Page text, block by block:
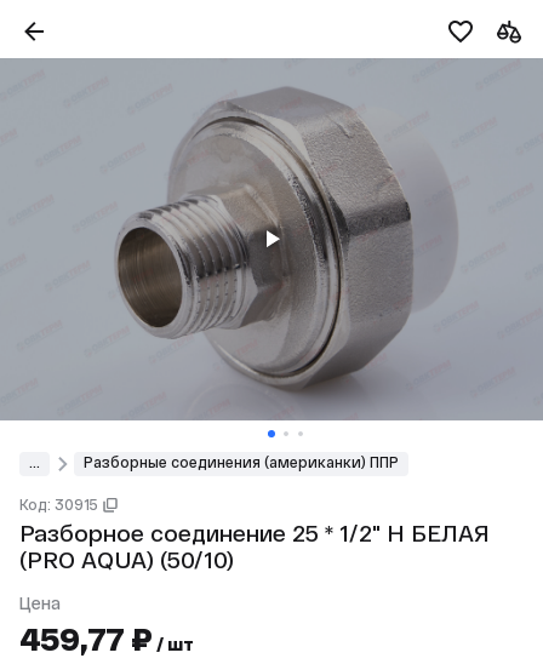
Разборные соединения (американки) ППР
Код: 30915
Разборное соединение 25 * 1/2" Н БЕЛАЯ
(PRO AQUA) (50/10)
Цена
459,77 ₽ / шт